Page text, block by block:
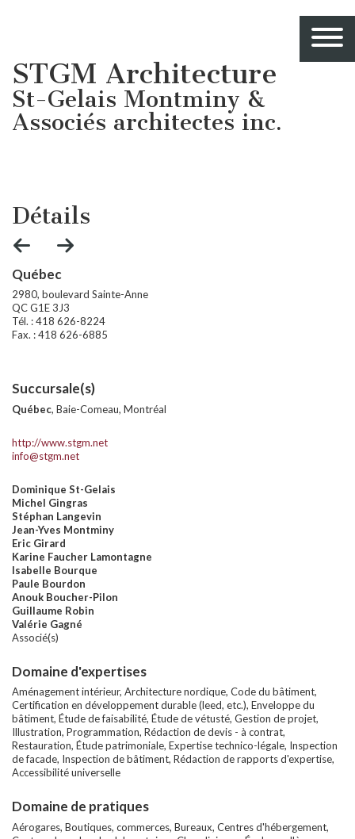
STGM Architecture
St-Gelais Montminy &
Associés architectes inc.
Détails
Québec
2980, boulevard Sainte-Anne
QC G1E 3J3
Tél. : 418 626-8224
Fax. : 418 626-6885
Succursale(s)
Québec, Baie-Comeau, Montréal
http://www.stgm.net
info@stgm.net
Dominique St-Gelais
Michel Gingras
Stéphan Langevin
Jean-Yves Montminy
Eric Girard
Karine Faucher Lamontagne
Isabelle Bourque
Paule Bourdon
Anouk Boucher-Pilon
Guillaume Robin
Valérie Gagné
Associé(s)
Domaine d'expertises
Aménagement intérieur, Architecture nordique, Code du bâtiment,
Certification en développement durable (leed, etc.), Enveloppe du
bâtiment, Étude de faisabilité, Étude de vétusté, Gestion de projet,
Illustration, Programmation, Rédaction de devis - à contrat,
Restauration, Étude patrimoniale, Expertise technico-légale, Inspection
de facade, Inspection de bâtiment, Rédaction de rapports d'expertise,
Accessibilité universelle
Domaine de pratiques
Aérogares, Boutiques, commerces, Bureaux, Centres d'hébergement,